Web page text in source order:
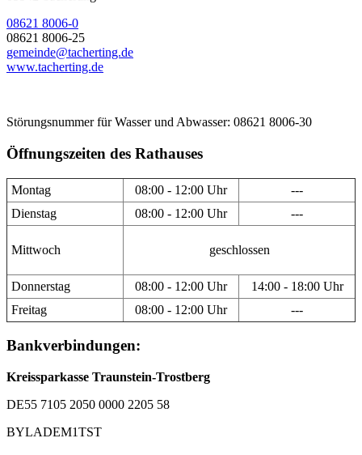
08621 8006-0
08621 8006-25
gemeinde@tacherting.de
www.tacherting.de
Störungsnummer für Wasser und Abwasser: 08621 8006-30
Öffnungszeiten des Rathauses
Montag 08:00 - 12:00 Uhr
---
Dienstag
08:00 - 12:00 Uhr ---
Mittwoch geschlossen
Donnerstag 08:00 - 12:00 Uhr
14:00 - 18:00 Uhr
Freitag
08:00 - 12:00 Uhr ---
Bankverbindungen:
Kreissparkasse Traunstein-Trostberg
DE55 7105 2050 0000 2205 58
BYLADEM1TST